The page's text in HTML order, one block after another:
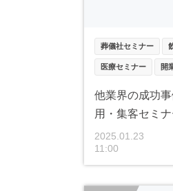
葬儀社セミナー
医療セミナー 開
他業界の成功
用・集客セミ
2025.01.23
11:00